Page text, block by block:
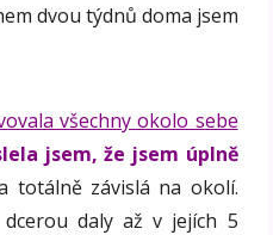
dvou týdnů doma jsem
všechny okolo sebe
jsem, že jsem úplně
totálně závislá na okolí.
daly až v jejích 5